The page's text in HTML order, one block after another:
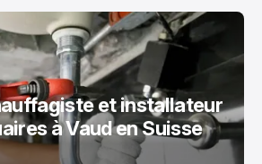
et installateur
à Vaud en Suisse